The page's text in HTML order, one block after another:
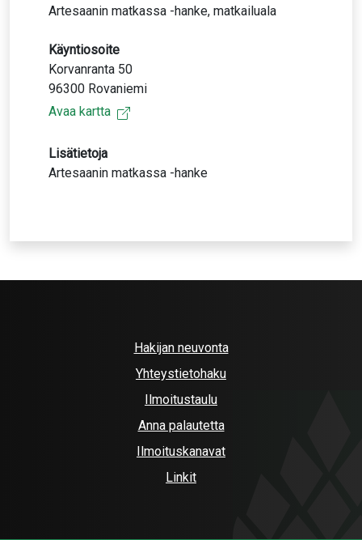
Artesaanin matkassa -hanke, matkailuala
Käyntiosoite
Korvanranta 50
96300 Rovaniemi
Avaa kartta
Lisätietoja
Artesaanin matkassa -hanke
Hakijan neuvonta
Yhteystietohaku
Ilmoitustaulu
Anna palautetta
Ilmoituskanavat
Linkit